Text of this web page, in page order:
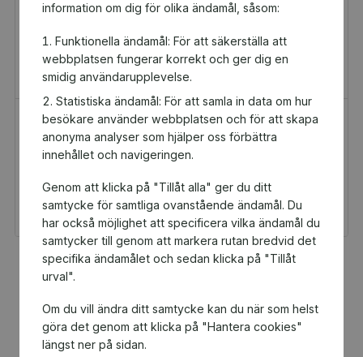
information om dig för olika ändamål, såsom:
Funktionella ändamål: För att säkerställa att
webbplatsen fungerar korrekt och ger dig en
smidig användarupplevelse.
Statistiska ändamål: För att samla in data om hur
besökare använder webbplatsen och för att skapa
anonyma analyser som hjälper oss förbättra
innehållet och navigeringen.
Genom att klicka på "Tillåt alla" ger du ditt
samtycke för samtliga ovanstående ändamål. Du
har också möjlighet att specificera vilka ändamål du
samtycker till genom att markera rutan bredvid det
specifika ändamålet och sedan klicka på "Tillåt
urval".
Om du vill ändra ditt samtycke kan du när som helst
göra det genom att klicka på "Hantera cookies"
längst ner på sidan.
H&M Presentkort
Presentkort
Du och Hyllie IK får 5 kr
tillbaka
Golfamore
Presentkort
Du och Hyllie IK får
29,75 kr tillbaka